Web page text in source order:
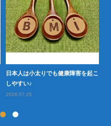
日本人は小太りでも健康障害を起こ
しやすい♪
2026.07.25